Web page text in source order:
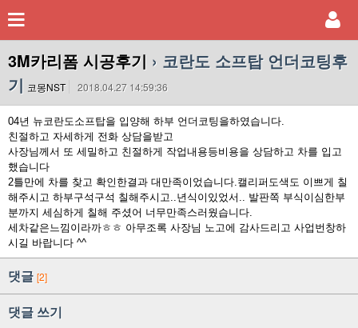
3M카리폼 시공후기 › 코란도 소프탑 언더코팅후
기 코몽NST 2018.04.27 14:59:36
04년 뉴코란도소프탑을 입양해 하부 언더코팅을하였습니다.
친절하고 자세하게 전화 상담을받고
사장님께서 또 세밀하고 친절하게 작업내용등비용을 상담하고 차를 입고
했습니다
2틀만에 차를 찾고 확인한결과 대만족이었습니다.캘리퍼도색도 이쁘게 칠
해주시고 하부구석구석 칠해주시고..년식이있었서.. 발판쪽 부식이심한부
분까지 세심하게 칠해 주셨어 너무만족스러웠습니다.
세차같은느낌이라까ㅎㅎ 아무조록 사장님 노고에 감사드리고 사업번창하
시길 바랍니다 ^^
댓글 [2]
댓글 쓰기